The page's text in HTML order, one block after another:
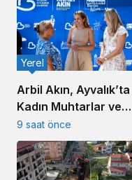
Arbil Akın, Ayvalık’ta
Kadın Muhtarlar ve
Muhtar Eşleriyle
Buluştu
Yerel
9 saat önce